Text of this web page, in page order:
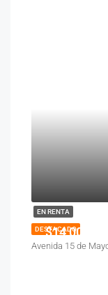
EN RENTA
DESTACADO
$14,000
Avenida 15 de